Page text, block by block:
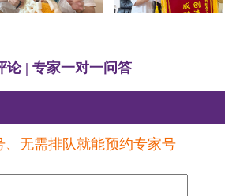
论 | 专家一对一问答
、无需排队就能预约专家号